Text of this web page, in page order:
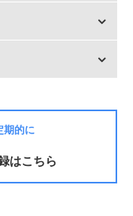
期的に
はこちら